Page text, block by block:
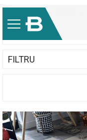
|
CATEGORII
FILTRU